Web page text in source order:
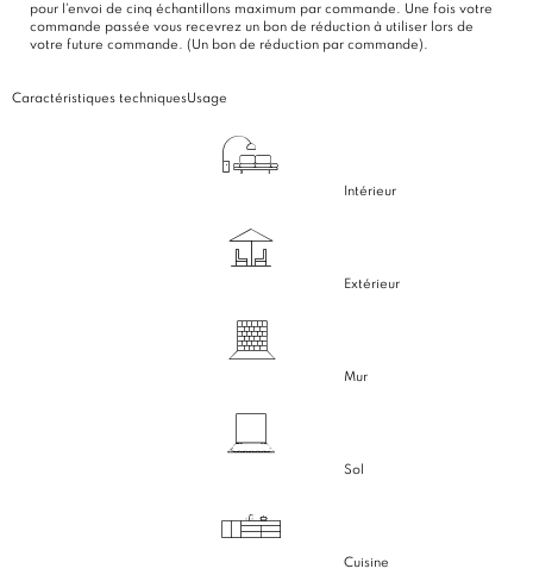
pour l'envoi de cinq échantillons maximum par commande. Une fois votre
commande passée vous recevrez un bon de réduction à utiliser lors de
votre future commande. (Un bon de réduction par commande).
Caractéristiques techniquesUsage
Intérieur
Extérieur
Mur
Sol
Cuisine